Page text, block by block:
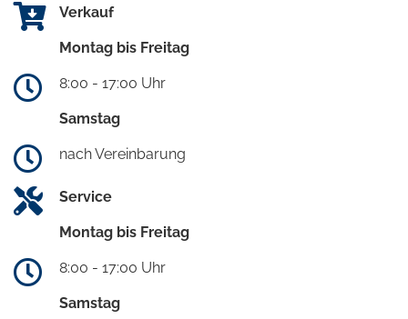
Verkauf
Montag bis Freitag
8:00 - 17:00 Uhr
Samstag
nach Vereinbarung
Service
Montag bis Freitag
8:00 - 17:00 Uhr
Samstag